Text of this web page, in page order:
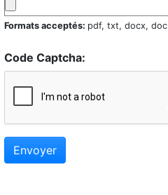
Formats acceptés: pdf, txt, docx, doc
Code Captcha:
Envoyer